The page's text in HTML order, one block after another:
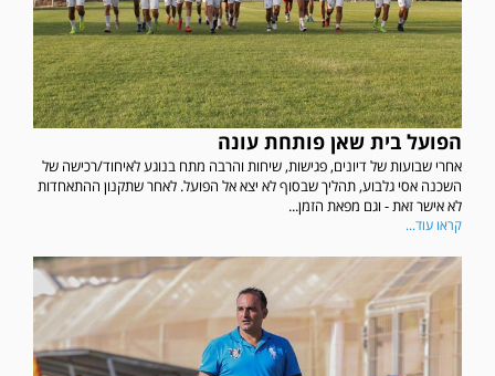
הפועל בית שאן פותחת עונה
אחרי שבועות של דיונים, פגישות, שיחות והרבה מתח בנוגע לאיחוד/רכישה של
השכנה אסי גלבוע, תהליך שבסוף לא יצא אל הפועל. לאחר שתקנון ההתאחדות
לא אישר זאת - וגם מפאת הזמן...
קראו עוד...